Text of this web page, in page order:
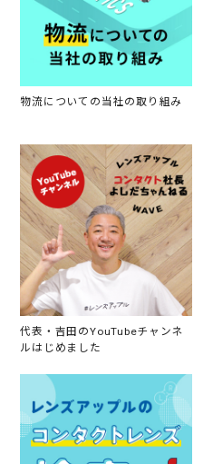
物流についての当社の取り組み
代表・吉田のYouTubeチャンネ
ルはじめました